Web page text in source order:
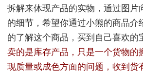
拆解来体现产品的实物，通过图片
的细节，希望你通过小熊的商品介
的了解这个商品，买到自己喜欢的
卖的是库存产品，只是一个货物的
现质量或成色方面的问题，收到货